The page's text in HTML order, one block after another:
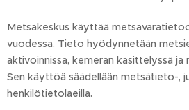
Metsäkeskus käyttää
vuodessa. Tieto hyödynnetään
aktivoinnissa, kemeran käsittelyssä ja
Sen käyttöä säädellään metsätieto-,
henkilötietolaeilla.